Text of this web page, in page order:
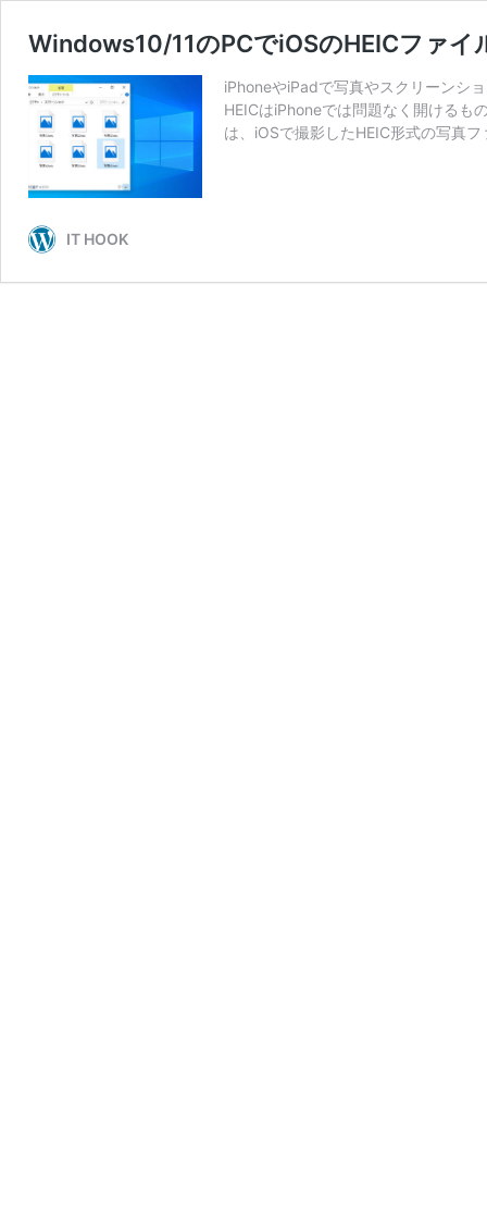
Windows10/11のPCでiOSのHEICファイ
iPhoneやiPadで写真やスクリーンシ
HEICはiPhoneでは問題なく開けるも
は、iOSで撮影したHEIC形式の写真
IT HOOK